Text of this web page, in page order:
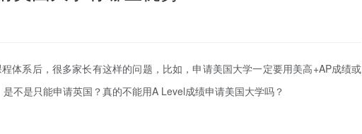
体系后，很多家长有这样的问题，比如，申请美国大学一定要用美高+AP成绩或
不是只能申请英国？真的不能用A Level成绩申请美国大学吗？